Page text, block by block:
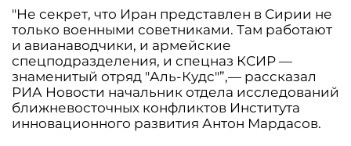
"Не секрет, что Иран представлен в Сирии не
только военными советниками. Там работают
и авианаводчики, и армейские
спецподразделения, и спецназ КСИР —
знаменитый отряд "Аль-Кудс"”,— рассказал
РИА Новости начальник отдела исследований
ближневосточных конфликтов Института
инновационного развития Антон Мардасов.